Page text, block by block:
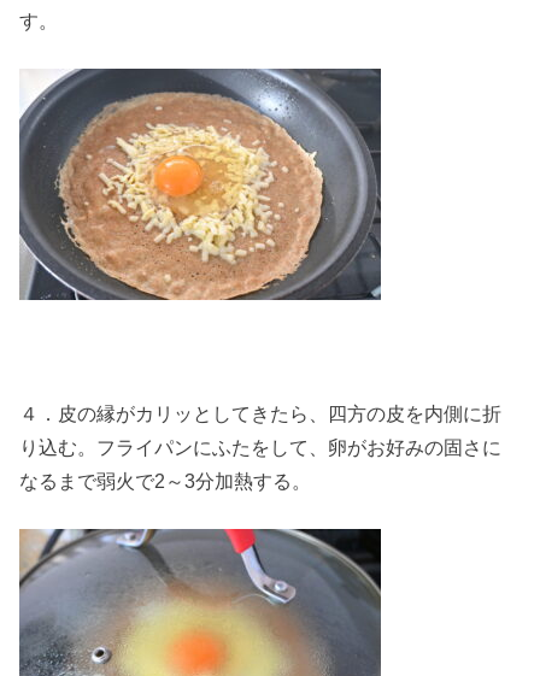
す。
４．皮の縁がカリッとしてきたら、四方の皮を内側に折
り込む。フライパンにふたをして、卵がお好みの固さに
なるまで弱火で2～3分加熱する。